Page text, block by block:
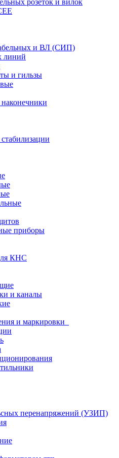
розеток и вилок
и ВЛ (СИП)
линий
и гильзы
приборы
КНС
и каналы
и маркировки
перенапряжений (УЗИП)